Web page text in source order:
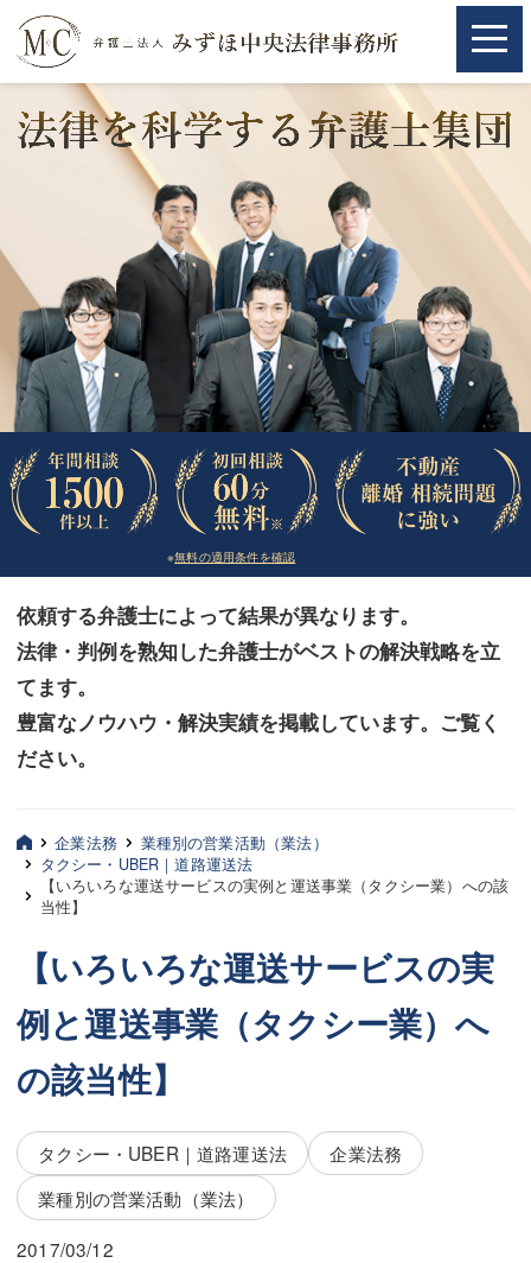
ホーム
相続・遺言
離婚（夫婦間トラブル）
企業法務
労働問題（解雇，残業等）
刑事弁護
交通事故
法律相談など（その他）
お客様へ
みずほ中央の特長・実質編
みずほ中央の特長・形式編
三平 聡史
酒井 博之
坂本 陽一
桶川 聡
三平 隆史
吉元 優仁
小川 祐
弁護士費用
※無料の適用条件を確認
依頼する弁護士によって結果が異なります。
法律・判例を熟知した弁護士がベストの解決戦略を立
てます。
豊富なノウハウ・解決実績を掲載しています。ご覧く
ださい。
ホーム
相続・遺言
離婚（夫婦間トラブル）
企業法務
労働問題（解雇，残業等）
刑事弁護
交通事故
法律相談など（その他）
お客様へ
みずほ中央の特長・実質編
みずほ中央の特長・形式編
三平 聡史
酒井 博之
坂本 陽一
桶川 聡
三平 隆史
吉元 優仁
弁護士費用
不動産
企業法務
業種別の営業活動（業法）
タクシー・UBER｜道路運送法
【いろいろな運送サービスの実例と運送事業（タクシー業）への該
当性】
【いろいろな運送サービスの実
例と運送事業（タクシー業）へ
の該当性】
タクシー・UBER｜道路運送法
企業法務
業種別の営業活動（業法）
2017/03/12